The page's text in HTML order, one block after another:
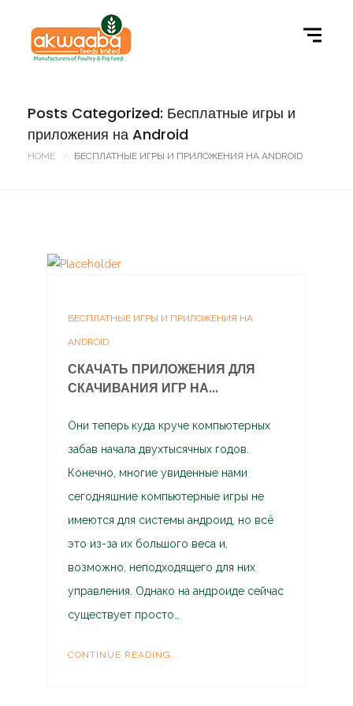
Posts Categorized: Бесплатные игры и
приложения на Android
HOME БЕСПЛАТНЫЕ ИГРЫ И ПРИЛОЖЕНИЯ НА ANDROID
БЕСПЛАТНЫЕ ИГРЫ И ПРИЛОЖЕНИЯ НА
ANDROID
СКАЧАТЬ ПРИЛОЖЕНИЯ ДЛЯ
СКАЧИВАНИЯ ИГР НА...
Они теперь куда круче компьютерных
забав начала двухтысячных годов.
Конечно, многие увиденные нами
сегодняшние компьютерные игры не
имеются для системы андроид, но всё
это из-за их большого веса и,
возможно, неподходящего для них
управления. Однако на андроиде сейчас
существует просто…
CONTINUE READING...